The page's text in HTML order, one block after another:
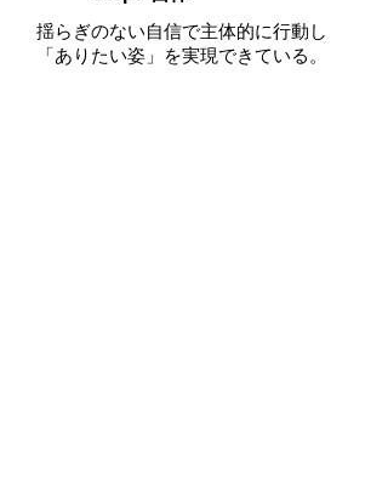
揺らぎのない自信で主体的に行動し
「ありたい姿」を実現できている。